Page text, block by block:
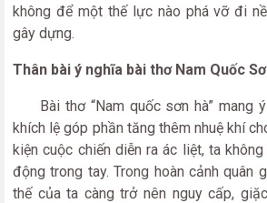
không để một thế lực nào phá vỡ đi
gây dựng.
Thân bài ý nghĩa bài thơ Nam Quốc
Bài thơ “Nam quốc sơn hà” mang
khích lệ góp phần tăng thêm nhuệ khí
kiện cuộc chiến diễn ra ác liệt, ta
động trong tay. Trong hoàn cảnh quân
thế của ta càng trở nên nguy cấp,